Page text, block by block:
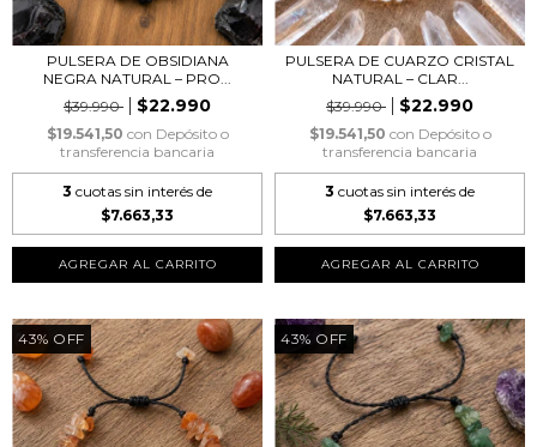
PULSERA DE OBSIDIANA
NEGRA NATURAL – PRO...
$39.990
$22.990
$19.541,50 con Depósito o
transferencia bancaria
3 cuotas sin interés de
$7.663,33
PULSERA DE CUARZO CRISTAL
NATURAL – CLAR...
$39.990
$22.990
$19.541,50 con Depósito o
transferencia bancaria
3 cuotas sin interés de
$7.663,33
43% OFF 43% OFF